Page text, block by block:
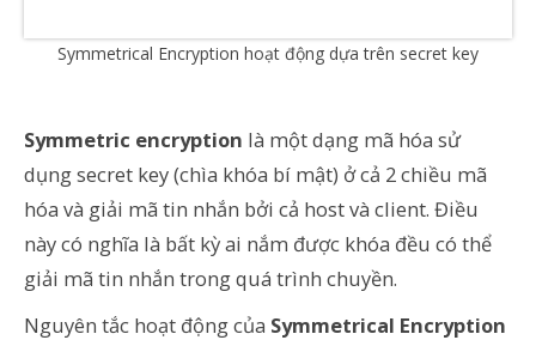
Symmetrical Encryption hoạt động dựa trên secret key
Symmetric encryption là một dạng mã hóa sử
dụng secret key (chìa khóa bí mật) ở cả 2 chiều mã
hóa và giải mã tin nhắn bởi cả host và client. Điều
này có nghĩa là bất kỳ ai nắm được khóa đều có thể
giải mã tin nhắn trong quá trình chuyền.
Nguyên tắc hoạt động của Symmetrical Encryption